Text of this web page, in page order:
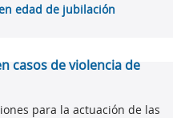
edad de jubilación
casos de violencia de
para la actuación de las